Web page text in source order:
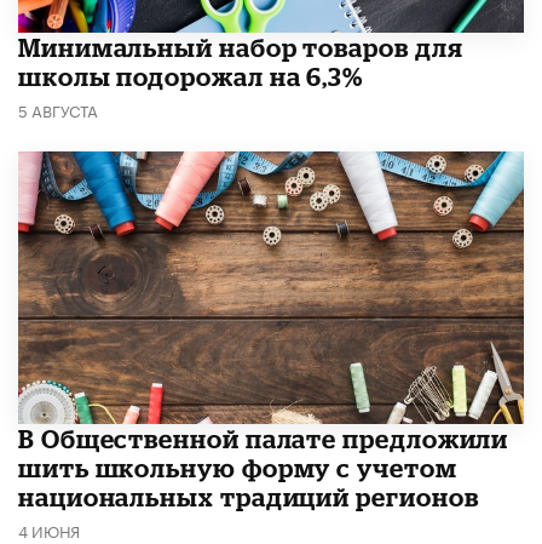
Минимальный набор товаров для
школы подорожал на 6,3%
5 АВГУСТА
В Общественной палате предложили
шить школьную форму с учетом
национальных традиций регионов
4 ИЮНЯ